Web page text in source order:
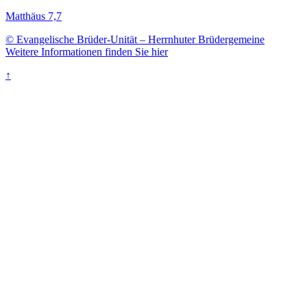
Matthäus 7,7
© Evangelische Brüder-Unität – Herrnhuter Brüdergemeine
Weitere Informationen finden Sie hier
↑